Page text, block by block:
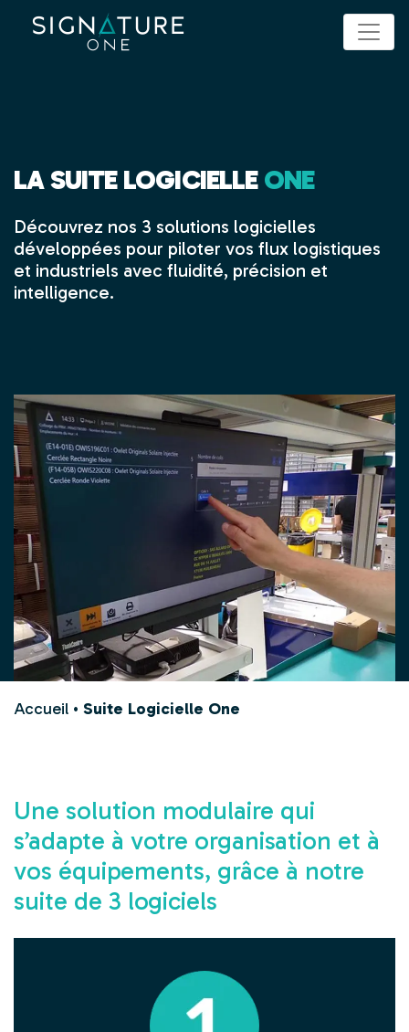
LA SUITE LOGICIELLEONE
Découvrez nos 3 solutions logicielles
développées pour piloter vos flux logistiques
et industriels avec fluidité, précision et
intelligence.
Accueil • Suite Logicielle One
Une solution modulaire qui
s’adapte à votre organisation et à
vos équipements, grâce à notre
suite de 3 logiciels
Panneau de gestion des cookies